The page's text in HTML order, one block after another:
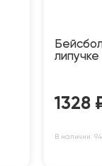
липучке
1328
В наличии: